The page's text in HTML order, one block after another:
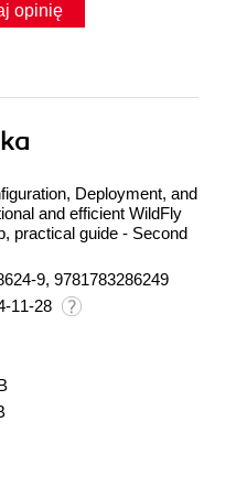
opinię
Deployment, and
and efficient WildFly
practical guide - Second
9, 9781783286249
11-28